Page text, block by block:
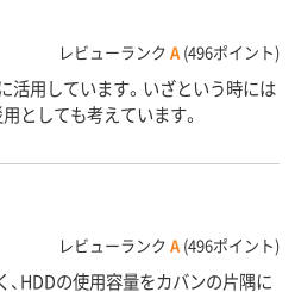
レビューランク A (496ポイント)
活用しています。いざという時には
としても考えています。
レビューランク A (496ポイント)
HDDの使用容量をカバンの片隅に